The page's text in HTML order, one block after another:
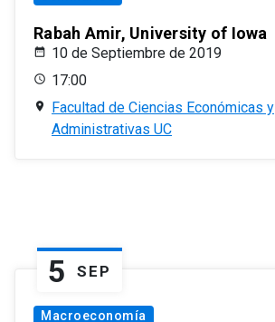
Rabah Amir, University of Iowa
10 de Septiembre de 2019
17:00
Facultad de Ciencias Económicas y
Administrativas UC
5 SEP
Macroeconomía